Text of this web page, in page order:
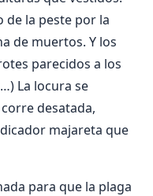
la peste por la
de muertos. Y los
parecidos a los
La locura se
desatada,
majareta que
para que la plaga